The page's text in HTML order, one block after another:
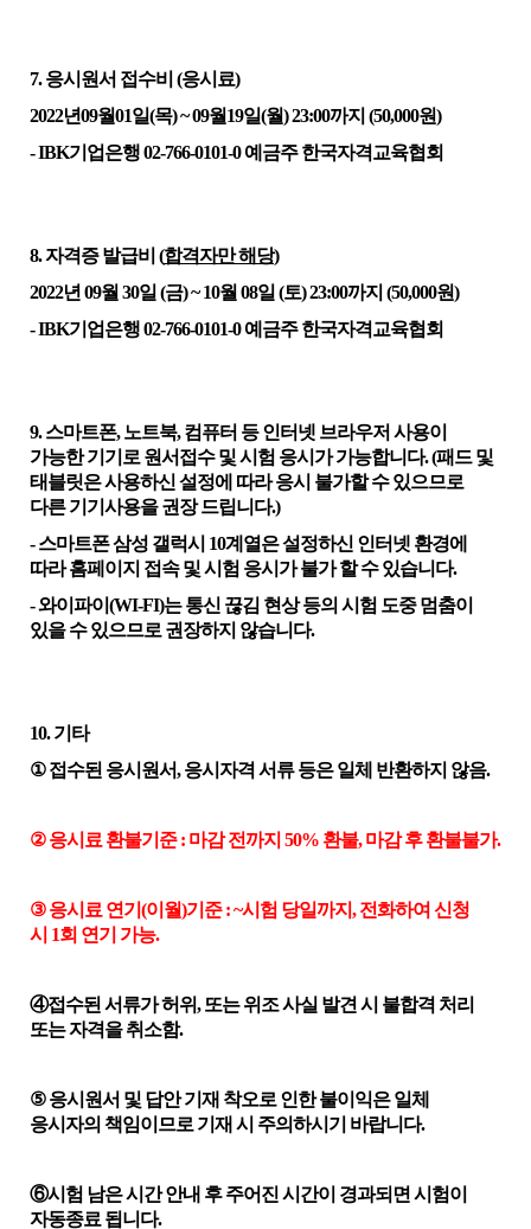
7.응시원서 접수비 (응시료)
2022년09월01일(목) ~ 09월19일(월) 23:00까지 (50,000원)
- IBK기업은행02-766-0101-0예금주 한국자격교육협회
8.자격증 발급비 (합격자만 해당)
2022년 09월 30일 (금) ~ 10월 08일 (토) 23:00까지 (50,000원)
- IBK기업은행02-766-0101-0예금주 한국자격교육협회
9. 스마트폰,노트북,컴퓨터 등 인터넷 브라우저 사용이
가능한 기기로 원서접수 및 시험 응시가 가능합니다. (패드 및
태블릿은 사용하신 설정에 따라 응시 불가할 수 있으므로
다른 기기사용을 권장 드립니다.)
-스마트폰삼성 갤럭시 10계열은 설정하신 인터넷 환경에
따라 홈페이지 접속 및 시험 응시가 불가 할 수 있습니다.
-와이파이 (WI-FI)는 통신 끊김 현상 등의 시험 도중 멈춤이
있을 수 있으므로 권장하지 않습니다.
10. 기타
① 접수된 응시원서,응시자격 서류 등은 일체 반환하지 않음.
② 응시료 환불기준: 마감 전까지 50% 환불,마감 후 환불불가.
③ 응시료 연기(이월)기준: ~시험 당일까지 ,전화하여 신청
시 1회 연기 가능.
④접수된 서류가 허위,또는 위조 사실 발견 시 불합격 처리
또는 자격을 취소함.
⑤ 응시원서 및 답안 기재 착오로 인한 불이익은 일체
응시자의 책임이므로 기재 시 주의하시기 바랍니다.
⑥시험 남은 시간 안내 후 주어진 시간이 경과되면 시험이
자동종료 됩니다.